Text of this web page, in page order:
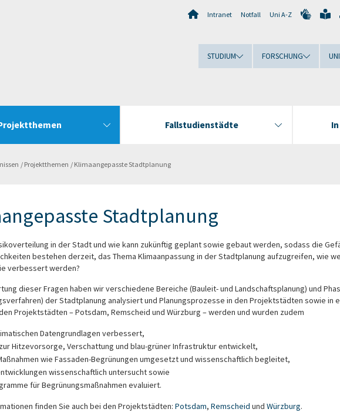
Intranet Notfall Uni A-Z
STUDIUM FORSCHUNG
Fallstudienstädte
Projektthemen Klimaangepasste Stadtplanung
Stadtplanung
in der Stadt und wie kann zukünftig geplant sowie gebaut werden, sodass die
bestehen derzeit, das Thema Klimaanpassung in der Stadtplanung aufzugreifen, wie
verbessert werden?
dieser Fragen haben wir verschiedene Bereiche (Bauleit- und Landschaftsplanung) und
der Stadtplanung analysiert und Planungsprozesse in den Projektstädten sowie in
Projektstädten – Potsdam, Remscheid und Würzburg – werden und wurden zudem
Datengrundlagen verbessert,
Hitzevorsorge, Verschattung und blau-grüner Infrastruktur entwickelt,
wie Fassaden-Begrünungen umgesetzt und wissenschaftlich begleitet,
wissenschaftlich untersucht sowie
für Begrünungsmaßnahmen evaluiert.
finden Sie auch bei den Projektstädten: Potsdam, Remscheid und Würzburg.